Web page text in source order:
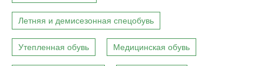
Летняя и демисезонная спецобувь
Утепленная обувь Медицинская обувь